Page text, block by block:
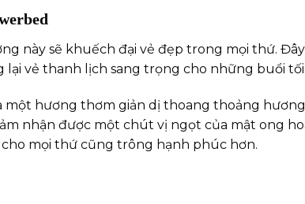
này sẽ khuếch đại vẻ đẹp trong mọi thứ.
lại vẻ thanh lịch sang trọng cho những buổi tối
một hương thơm giản dị thoang thoảng
nhận được một chút vị ngọt của mật ong
mọi thứ cũng trông hạnh phúc hơn.